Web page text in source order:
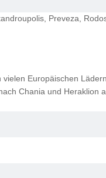
Preveza,
Europäischen
Chania und Heraklion